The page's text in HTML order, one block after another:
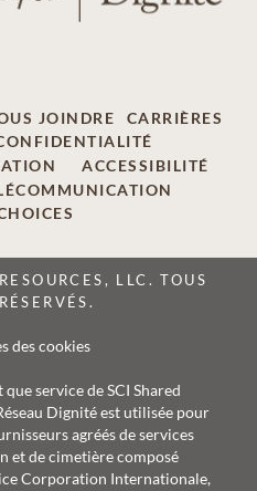
JOINDRE
CARRIÈRES
ACCESSIBILITÉ
LLC. TOUS
des cookies
service de SCI Shared
Dignité est utilisée pour
agréés de services
et de cimetière composé
Corporation Internationale,